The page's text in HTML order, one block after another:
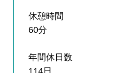
休憩時間
60分
年間休日数